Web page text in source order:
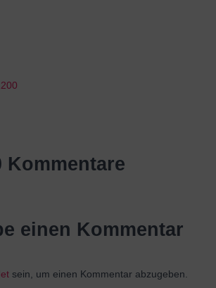
Kommentare
einen Kommentar
sein, um einen Kommentar abzugeben.